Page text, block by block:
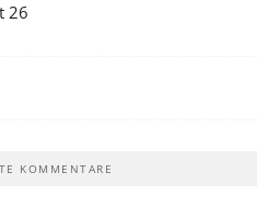
26
KOMMENTARE